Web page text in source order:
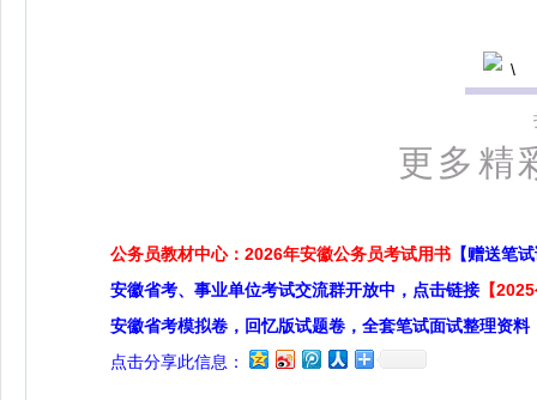
更多精彩
公务员教材中心：2026年安徽公务员考试用书 【赠送笔
安徽省考、事业单位考试交流群开放中，点击链接 【
安徽省考模拟卷，回忆版试题卷，全套笔试面试整理资料
点击分享此信息：